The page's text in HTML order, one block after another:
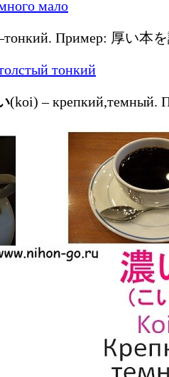
Пример: 厚い本
(koi) – крепкий,темный.